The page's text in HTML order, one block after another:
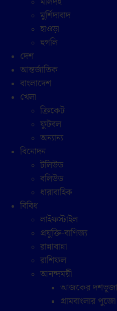
মুর্শিদাবাদ
হাওড়া
হুগলি
দেশ
আন্তর্জাতিক
বাংলাদেশ
খেলা
ক্রিকেট
ফুটবল
অন্যান্য
বিনোদন
টলিউড
বলিউড
ধারাবাহিক
বিবিধ
লাইফস্টাইল
প্রযুক্তি-বাণিজ্য
রান্নাবান্না
রাশিফল
আনন্দময়ী
আজকের দশভূজা
গ্রামবাংলার পুজো